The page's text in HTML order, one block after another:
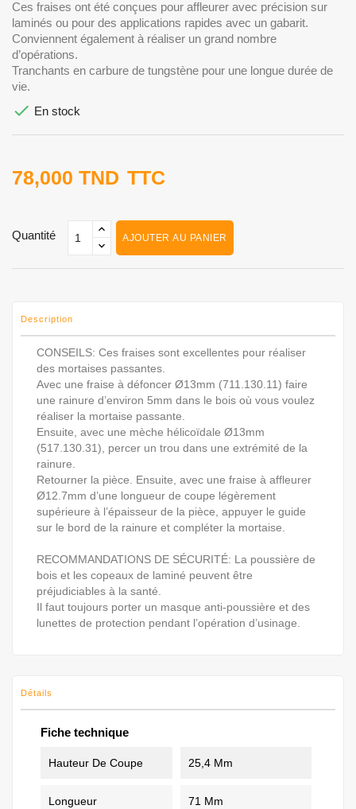
Ces fraises ont été conçues pour affleurer avec précision sur
laminés ou pour des applications rapides avec un gabarit.
Conviennent également à réaliser un grand nombre
d’opérations.
Tranchants en carbure de tungstène pour une longue durée de
vie.
 En stock
78,000 TND TTC
Quantité AJOUTER AU PANIER
Description
CONSEILS: Ces fraises sont excellentes pour réaliser
des mortaises passantes.
Avec une fraise à défoncer Ø13mm (711.130.11) faire
une rainure d’environ 5mm dans le bois où vous voulez
réaliser la mortaise passante.
Ensuite, avec une mèche hélicoïdale Ø13mm
(517.130.31), percer un trou dans une extrémité de la
rainure.
Retourner la pièce. Ensuite, avec une fraise à affleurer
Ø12.7mm d’une longueur de coupe légèrement
supérieure à l’épaisseur de la pièce, appuyer le guide
sur le bord de la rainure et compléter la mortaise.
RECOMMANDATIONS DE SÉCURITÉ: La poussière de
bois et les copeaux de laminé peuvent être
préjudiciables à la santé.
Il faut toujours porter un masque anti-poussière et des
lunettes de protection pendant l’opération d’usinage.
Détails
Fiche technique
Hauteur De Coupe 25,4 Mm
Longueur 71 Mm